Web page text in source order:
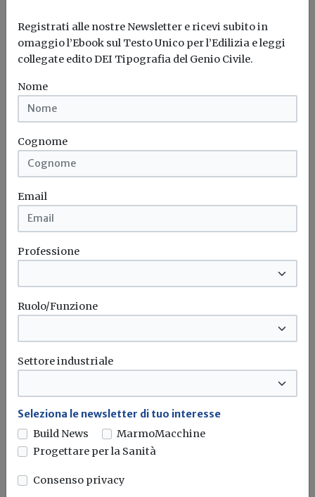
Idrogeno verde, una soluzione per
l'energia del futuro. Ma oggi è ancora
troppo caro
L'obiettivo crescita sostenibile è raggiungibile
attraverso l'utilizzo dell'idrogeno verde. Ma al
Bonus elettrodomestici green,
rendere la casa più efficiente
Il governo ha allo studio l'introduzione di un nuovo
bonus elettrodomestici, che...
Potrebbe interessarti
Registrati alle nostre Newsletter e ricevi subito in
omaggio l’Ebook sul Testo Unico per l’Edilizia e leggi
collegate edito DEI Tipografia del Genio Civile.
Nome
Cognome
Email
Professione
Ruolo/Funzione
Settore industriale
Seleziona le newsletter di tuo interesse
Build News
MarmoMacchine
Progettare per la Sanità
Consenso privacy